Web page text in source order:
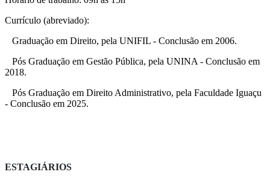
Currículo (abreviado):
Graduação em Direito, pela UNIFIL - Conclusão em 2006.
Pós Graduação em Gestão Pública, pela UNINA - Conclusão em
2018.
Pós Graduação em Direito Administrativo, pela Faculdade Iguaçu
- Conclusão em 2025.
ESTAGIÁRIOS